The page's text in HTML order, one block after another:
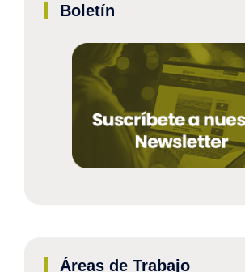
Boletín
Áreas de Trabajo